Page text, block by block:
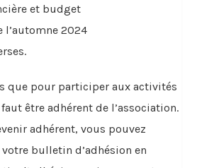
et budget
l’automne 2024
que pour participer aux activités
être adhérent de l’association.
adhérent, vous pouvez
bulletin d’adhésion en